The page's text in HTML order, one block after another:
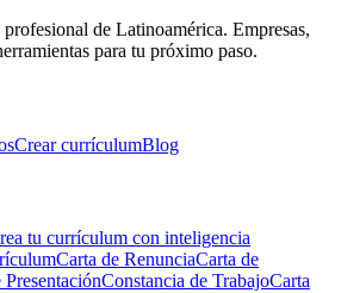
de Latinoamérica. Empresas,
para tu próximo paso.
Crear currículumBlog
tu currículum con inteligencia
Carta de RenunciaCarta de
PresentaciónConstancia de TrabajoCarta